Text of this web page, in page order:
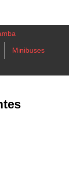
Minibuses